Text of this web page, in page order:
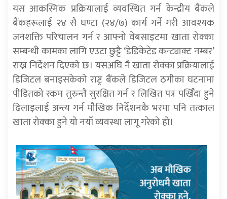
यस आकस्मिक प्रक्रियालाई व्यवस्थित गर्न केन्द्रीय बैंकले
बैंकहरूलाई २४ सै घण्टा (२४/७) कार्य गर्ने गरी आवश्यक
जनशक्ति परिचालन गर्न र आफ्नो वेबसाइटमा खाता रोक्का
सम्बन्धी कामका लागि एउटा छुट्टै ‘डेडिकेटेड कन्ट्याक्ट नम्बर’
राख्न निर्देशन दिएको छ। यसअघि नै खाता रोक्का प्रक्रियालाई
डिजिटल बनाइसकेको राष्ट्र बैंकले डिजिटल ठगीका घटनामा
पीडितको रकम तुरुन्तै सुरक्षित गर्न र लिखित पत्र पर्खिँदा हुने
ढिलाइलाई अन्त्य गर्न मौखिक निर्देशनकै भरमा पनि तत्काल
खाता रोक्का हुने यो नयाँ व्यवस्था लागू गरेको हो।